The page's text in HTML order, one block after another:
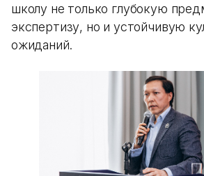
школу не только глубокую
экспертизу, но и устойчивую
ожиданий.